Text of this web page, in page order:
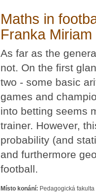
Maths in
Franka
As far as the
not. On the first
two - some basic
games and
into betting seems
trainer. However,
probability (and
and furthermore
football.
Místo konání: Pedagogická